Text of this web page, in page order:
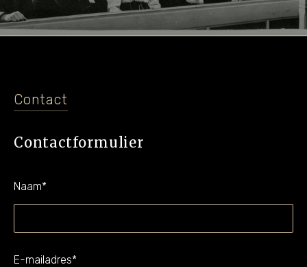
Contact
Contactformulier
Naam*
E-mailadres*